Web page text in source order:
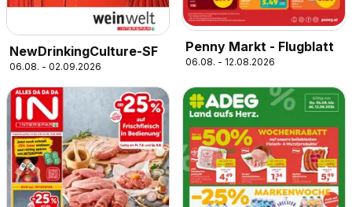
NewDrinkingCulture-SF
06.08. - 02.09.2026
Penny Markt - Flugblatt
06.08. - 12.08.2026